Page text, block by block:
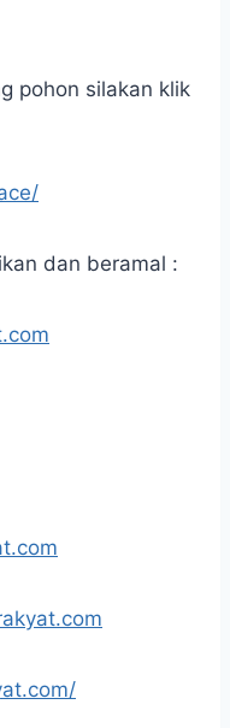
pohon silakan klik
dan beramal :